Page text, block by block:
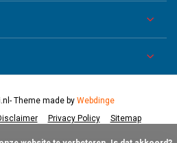
Privacy Policy Sitemap
- Theme made byWebdinge